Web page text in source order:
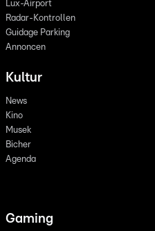
Lux-Airport
Radar-Kontrollen
Guidage Parking
Annoncen
Kultur
News
Kino
Musek
Bicher
Agenda
Gaming